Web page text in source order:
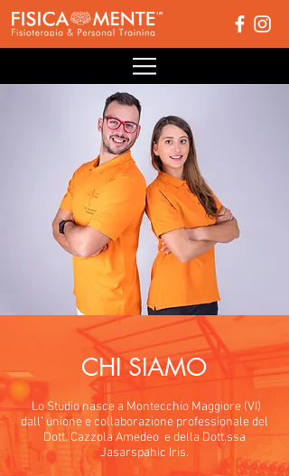
Lo Studio nasce a Montecchio Maggiore (VI)
dall’ unione e collaborazione professionale del
Dott. Cazzola Amedeo e della Dott.ssa
Jasarspahic Iris.
CHI SIAMO